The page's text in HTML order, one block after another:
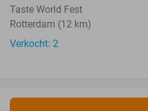
Taste World Fest
Rotterdam (12 km)
Verkocht: 2